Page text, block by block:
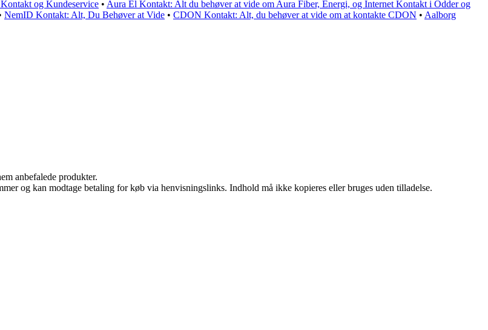
og Kundeservice • Aura El Kontakt: Alt du behøver at vide om Aura Fiber, Energi, og Internet Kontakt i Odder og
NemID Kontakt: Alt, Du Behøver at Vide • CDON Kontakt: Alt, du behøver at vide om at kontakte CDON • Aalborg
anbefalede produkter.
og kan modtage betaling for køb via henvisningslinks. Indhold må ikke kopieres eller bruges uden tilladelse.